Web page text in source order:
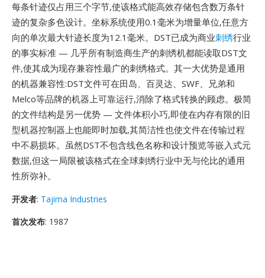
每条针迹仅占用三个字节,使该格式能高效存储包含数万条针
迹的复杂多色设计。坐标系统使用0.1毫米为增量单位,任意方
向的单次最大针迹长度为12.1毫米。DST已成为商业刺绣行业
的事实标准 — 几乎所有制造商生产的刺绣机都能读取DST文
件,使其成为现存兼容性最广的刺绣格式。其一大优势是通用
的机器兼容性:DST文件可在田岛、百灵达、SWF、兄弟和
Melco等品牌的机器上可靠运行,消除了格式转换的顾虑。极简
的文件结构是另一优势 — 文件体积小巧,即使在内存有限的旧
型机器控制器上也能即时加载,其简洁性也使文件在传输过程
中不易损坏。虽然DST不包含线色名称和设计预览等嵌入式元
数据,但这一局限被该格式在全球刺绣行业中无与伦比的通用
性所弥补。
开发者: Tajima Industries
首次发布: 1987